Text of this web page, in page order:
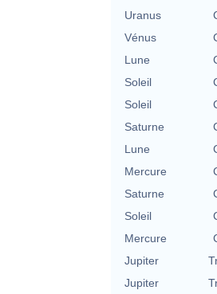
Uranus
Vénus
Lune
Soleil
Soleil
Saturne
Lune
Mercure
Saturne
Soleil
Mercure
Jupiter
Jupiter